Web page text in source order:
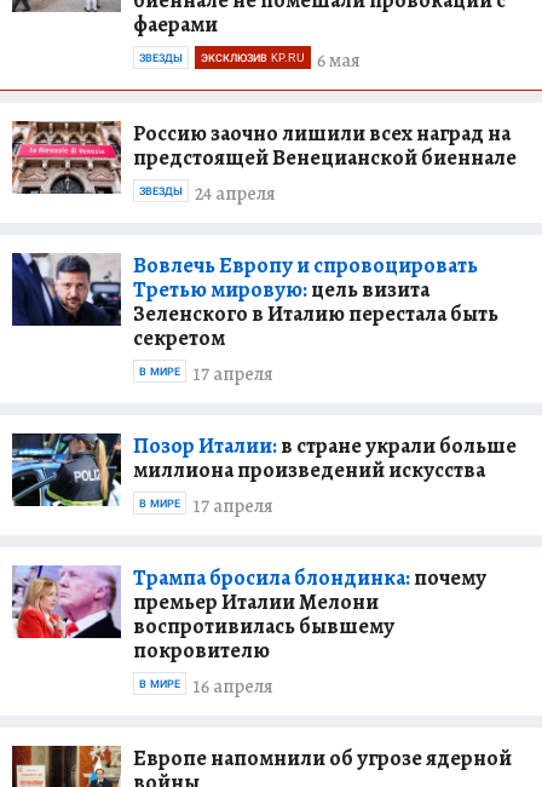
фаерами
6 мая
ЗВЕЗДЫ ЭКСКЛЮЗИВ KP.RU
Россию заочно лишили всех наград на
предстоящей Венецианской биеннале
24 апреля
ЗВЕЗДЫ
Вовлечь Европу и спровоцировать
Третью мировую:цель визита
Зеленского в Италию перестала быть
секретом
17 апреля
В МИРЕ
Позор Италии:в стране украли больше
миллиона произведений искусства
17 апреля
В МИРЕ
Трампа бросила блондинка:почему
премьер Италии Мелони
воспротивилась бывшему
покровителю
16 апреля
В МИРЕ
Европе напомнили об угрозе ядерной